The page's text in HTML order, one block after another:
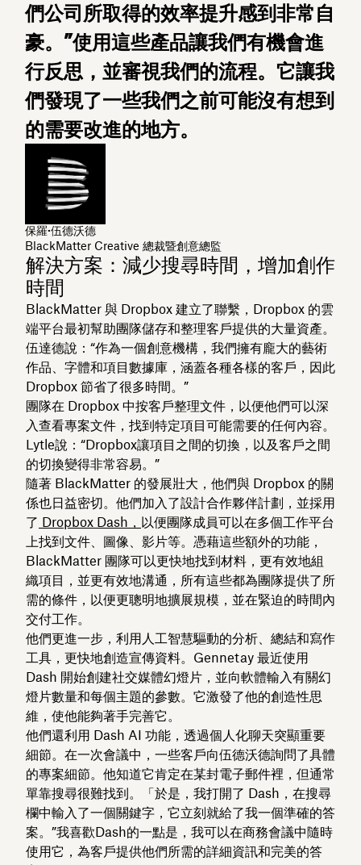
們公司所取得的效率提升感到非常自
豪。”使用這些產品讓我們有機會進
行反思，並審視我們的流程。它讓我
們發現了一些我們之前可能沒有想到
的需要改進的地方。
保羅·伍德沃德
BlackMatter Creative 總裁暨創意總監
解決方案：減少搜尋時間，增加創作
時間
BlackMatter 與 Dropbox 建立了聯繫，Dropbox 的雲
端平台最初幫助團隊儲存和整理客戶提供的大量資產。
伍達德說：“作為一個創意機構，我們擁有龐大的藝術
作品、字體和項目數據庫，涵蓋各種各樣的客戶，因此
Dropbox 節省了很多時間。”
團隊在 Dropbox 中按客戶整理文件，以便他們可以深
入查看專案文件，找到特定項目可能需要的任何內容。
Lytle說：“Dropbox讓項目之間的切換，以及客戶之間
的切換變得非常容易。”
隨著 BlackMatter 的發展壯大，他們與 Dropbox 的關
係也日益密切。他們加入了設計合作夥伴計劃，並採用
了 Dropbox Dash， 以便團隊成員可以在多個工作平台
上找到文件、圖像、影片等。憑藉這些額外的功能，
BlackMatter 團隊可以更快地找到材料，更有效地組
織項目，並更有效地溝通，所有這些都為團隊提供了所
需的條件，以便更聰明地擴展規模，並在緊迫的時間內
交付工作。
他們更進一步，利用人工智慧驅動的分析、總結和寫作
工具，更快地創造宣傳資料。Gennetay 最近使用
Dash 開始創建社交媒體幻燈片，並向軟體輸入有關幻
燈片數量和每個主題的參數。它激發了他的創造性思
維，使他能夠著手完善它。
他們還利用 Dash AI 功能，透過個人化聊天突顯重要
細節。在一次會議中，一些客戶向伍德沃德詢問了具體
的專案細節。他知道它肯定在某封電子郵件裡，但通常
單靠搜尋很難找到。「於是，我打開了 Dash，在搜尋
欄中輸入了一個關鍵字，它立刻就給了我一個準確的答
案。”我喜歡Dash的一點是，我可以在商務會議中隨時
使用它，為客戶提供他們所需的詳細資訊和完美的答